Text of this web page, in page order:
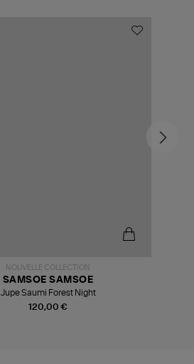
NOUVELLE COLLECTION
120,00 €
SAMSOE SAMSOE
Jupe Saumi Forest Night